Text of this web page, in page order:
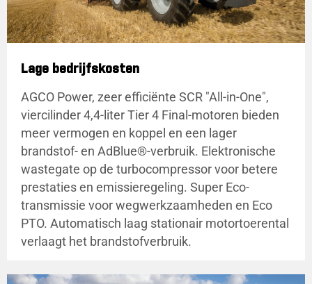
Lage bedrijfskosten
AGCO Power, zeer efficiënte SCR "All-in-One",
viercilinder 4,4-liter Tier 4 Final-motoren bieden
meer vermogen en koppel en een lager
brandstof- en AdBlue®-verbruik. Elektronische
wastegate op de turbocompressor voor betere
prestaties en emissieregeling. Super Eco-
transmissie voor wegwerkzaamheden en Eco
PTO. Automatisch laag stationair motortoerental
verlaagt het brandstofverbruik.